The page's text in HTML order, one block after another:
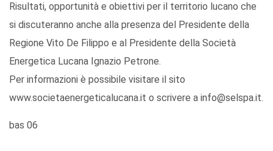
Risultati, opportunità e obiettivi per il territorio lucano che
si discuteranno anche alla presenza del Presidente della
Regione Vito De Filippo e al Presidente della Società
Energetica Lucana Ignazio Petrone.
Per informazioni è possibile visitare il sito
www.societaenergeticalucana.it o scrivere a info@selspa.it.
bas 06